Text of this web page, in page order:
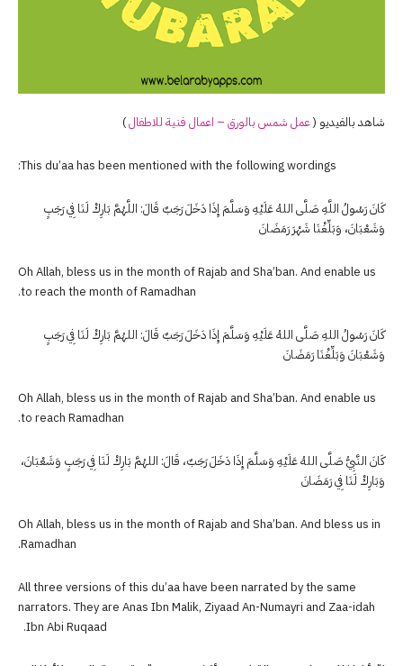
شاهد بالفيديو (عمل شمس بالورق – اعمال فنية للاطفال)
This du’aa has been mentioned with the following wordings:
كَانَ رَسُولُ اللَّهِ صَلَّى اللهُ عَلَيْهِ وَسَلَّمَ إِذَا دَخَلَ رَجَبٌ قَالَ: اللَّهُمَّ بَارِكْ لَنَا فِي رَجَبٍ
وَشَعْبَانَ، وَبَلِّغْنَا شَهْرَ رَمَضَانَ
Oh Allah, bless us in the month of Rajab and Sha’ban. And enable us
to reach the month of Ramadhan.
كَانَ رَسُولُ اللهِ صَلَّى اللهُ عَلَيْهِ وَسَلَّمَ إِذَا دَخَلَ رَجَبٌ قَالَ: اللهُمَّ بَارِكْ لَنَا فِي رَجَبٍ
وَشَعْبَانَ وَبَلِّغْنَا رَمَضَانَ
Oh Allah, bless us in the month of Rajab and Sha’ban. And enable us
to reach Ramadhan.
كَانَ النَّبِيُّ صَلَّى اللهُ عَلَيْهِ وَسَلَّمَ إِذَا دَخَلَ رَجَبٌ، قَالَ: اللهُمَّ بَارِكْ لَنَا فِي رَجَبٍ وَشَعْبَانَ،
وَبَارِكْ لَنَا فِي رَمَضَانَ
Oh Allah, bless us in the month of Rajab and Sha’ban. And bless us in
Ramadhan.
All three versions of this du’aa have been narrated by the same
narrators. They are Anas Ibn Malik, Ziyaad An-Numayri and Zaa-idah
Ibn Abi Ruqaad.